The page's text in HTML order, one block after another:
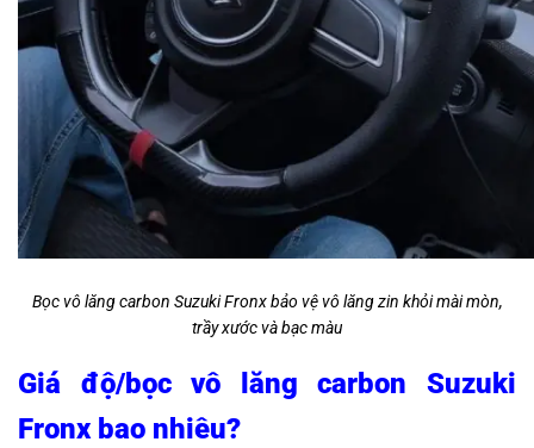
Bọc vô lăng carbon Suzuki Fronx bảo vệ vô lăng zin khỏi mài mòn,
trầy xước và bạc màu
Giá độ/bọc vô lăng carbon Suzuki
Fronx bao nhiêu?